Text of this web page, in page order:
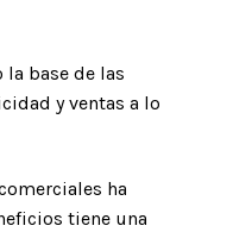
base de las
y ventas a lo
ha
tiene una